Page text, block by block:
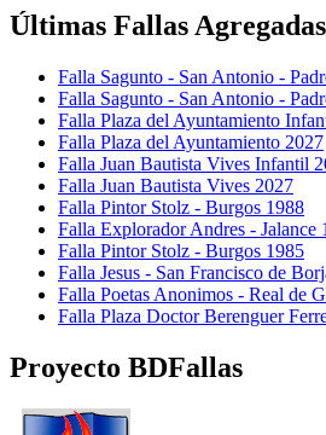
Últimas Fallas Agregadas
Falla Sagunto - San Antonio -
Falla Sagunto - San Antonio -
Falla Plaza del Ayuntamiento
Falla Plaza del Ayuntamiento 2027
Falla Juan Bautista Vives Infantil
Falla Juan Bautista Vives 2027
Falla Pintor Stolz - Burgos 1988
Falla Explorador Andres - Jalance
Falla Pintor Stolz - Burgos 1985
Falla Jesus - San Francisco de
Falla Poetas Anonimos - Real de
Falla Plaza Doctor Berenguer
Proyecto BDFallas